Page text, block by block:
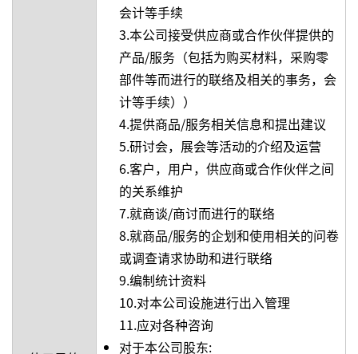
会计等手续
3.本公司接受供应商或合作伙伴提供的
产品/服务（包括为购买材料，采购零
部件等而进行的联络及相关的事务，会
计等手续））
4.提供商品/服务相关信息和提出建议
5.研讨会，展会等活动的介绍及运营
6.客户，用户，供应商或合作伙伴之间
的关系维护
7.就商谈/商讨而进行的联络
8.就商品/服务的企划和使用相关的问卷
或调查请求协助和进行联络
9.编制统计资料
10.对本公司设施进行出入管理
11.应对各种咨询
对于本公司股东: